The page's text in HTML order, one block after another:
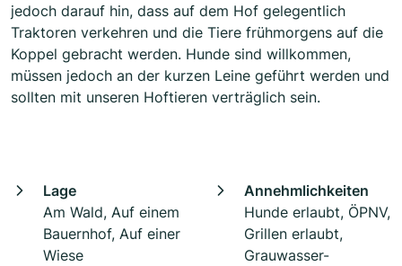
jedoch darauf hin, dass auf dem Hof gelegentlich
Traktoren verkehren und die Tiere frühmorgens auf die
Koppel gebracht werden. Hunde sind willkommen,
müssen jedoch an der kurzen Leine geführt werden und
sollten mit unseren Hoftieren verträglich sein.
Lage
Am Wald, Auf einem
Bauernhof, Auf einer
Wiese
Annehmlichkeiten
Hunde erlaubt, ÖPNV,
Grillen erlaubt,
Grauwasser-